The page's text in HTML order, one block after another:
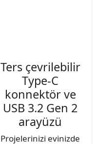
Ters çevrilebilir
Type-C
konnektör ve
USB 3.2 Gen 2
arayüzü
Projelerinizi evinizde